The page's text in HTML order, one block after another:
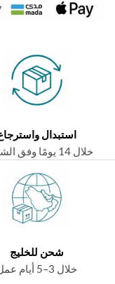
استبدال واسترجاع
شحن للخليج